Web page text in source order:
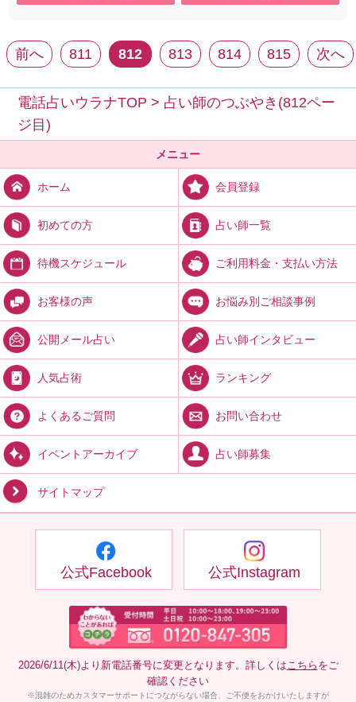
前へ 811 812 813 814 815 次へ
電話占いウラナTOP > 占い師のつぶやき(812ペー
ジ目)
メニュー
ホーム 会員登録
初めての方 占い師一覧
待機スケジュール ご利用料金・支払い方法
お客様の声 お悩み別ご相談事例
公開メール占い 占い師インタビュー
人気占術 ランキング
よくあるご質問 お問い合わせ
イベントアーカイブ 占い師募集
サイトマップ
公式Facebook 公式Instagram
2026/6/11(木)より新電話番号に変更となります。詳しくは こちら をご
確認ください
※混雑のためカスタマーサポートにつながらない場合、ご不便をおかけいたしますが